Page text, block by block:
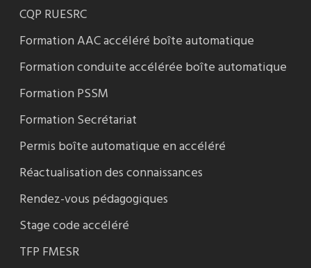
CQP RUESRC
Formation AAC accéléré boîte automatique
Formation conduite accélérée boîte automatique
Formation PSSM
Formation Secrétariat
Permis boîte automatique en accéléré
Réactualisation des connaissances
Rendez-vous pédagogiques
Stage code accéléré
TFP FMESR